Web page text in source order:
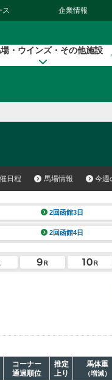
ス 企業情報
・ウインズ・その他施設
日程 馬場情報 今週
2回函館3日
2回函館4日
コーナー
通過順位
推定
上り
馬体重
（増減）